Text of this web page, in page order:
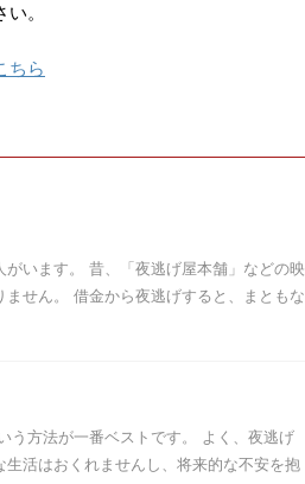
。
ちら
います。 昔、「夜逃げ屋本舗」などの映
せん。 借金から夜逃げすると、まともな
う方法が一番ベストです。 よく、夜逃げ
活はおくれませんし、将来的な不安を抱